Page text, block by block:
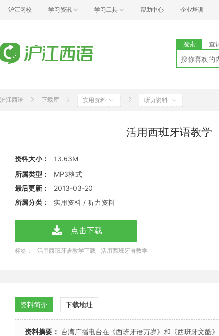
沪江网校 学习资讯 学习工具 帮助中心 企业培训
搜索 查
沪江西语 下载库 实用资料 听力资料
活用西班牙语教学
资料大小：
13.63M
所属类型：
MP3格式
最后更新：
2013-03-20
所属分类：
实用资料 / 听力资料
点击下载
标签： 活用西班牙语教学下载 活用西班牙语教学
资料简介 下载地址
资料摘要： 台湾广播电台在《西班牙语万岁》和《西班牙文酷